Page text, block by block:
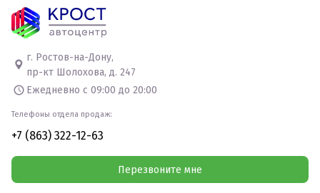
г. Ростов-на-Дону,
пр-кт Шолохова, д. 247
Ежедневно с 09:00 до 20:00
Телефоны отдела продаж:
+7 (863) 322-12-63
Перезвоните мне